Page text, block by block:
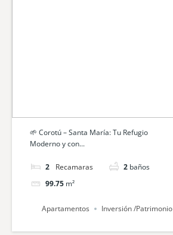
🌱 Corotú – Santa María: Tu Refugio
Moderno y con...
2 camas 2 baños
99.75 m²
Apartamentos Inversión /Patrimonio